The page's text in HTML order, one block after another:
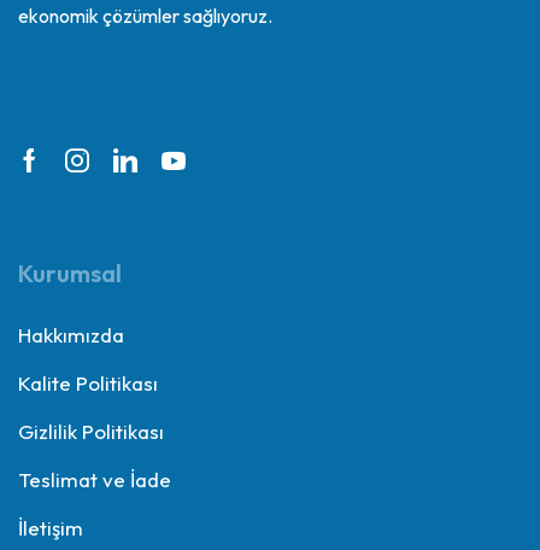
ekonomik çözümler sağlıyoruz.
Kurumsal
Hakkımızda
Kalite Politikası
Gizlilik Politikası
Teslimat ve İade
İletişim